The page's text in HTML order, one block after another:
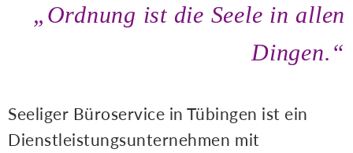
„Ordnung ist die Seele in allen
Dingen.“
Seeliger Büroservice in Tübingen ist ein
Dienstleistungsunternehmen mit